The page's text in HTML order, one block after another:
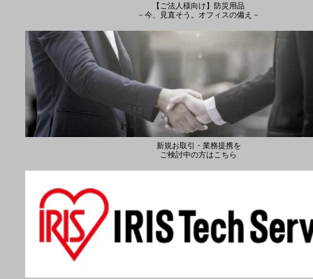
【ご法人様向け】防災用品
－今、見直そう。オフィスの備え－
新規お取引・業務提携を
ご検討中の方はこちら